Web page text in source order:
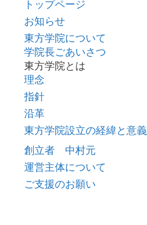
トップページ
お知らせ
東方学院について
学院長ごあいさつ
東方学院とは
理念
指針
沿革
東方学院設立の経緯と意義
創立者 中村元
運営主体について
ご支援のお願い